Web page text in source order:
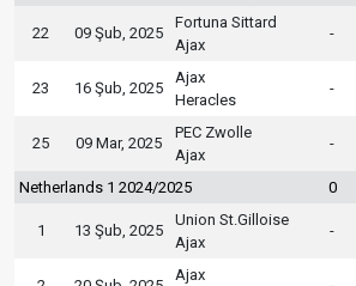
22 09 Şub, 2025
Fortuna Sittard
Ajax
-
23 16 Şub, 2025
Ajax
Heracles
-
25 09 Mar, 2025
PEC Zwolle
Ajax
-
Netherlands 1 2024/2025 0
1 13 Şub, 2025
Union St.Gilloise
Ajax
-
Ajax